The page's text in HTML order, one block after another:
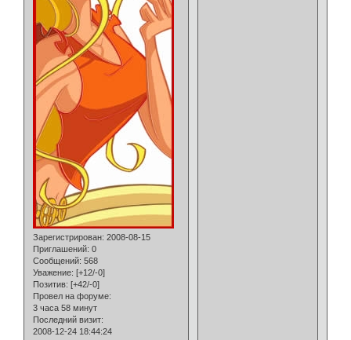
Зарегистрирован: 2008-08-15
Приглашений: 0
Сообщений: 568
Уважение: [+12/-0]
Позитив: [+42/-0]
Провел на форуме:
3 часа 58 минут
Последний визит:
2008-12-24 18:44:24